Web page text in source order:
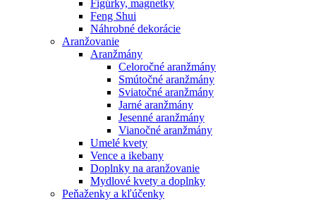
Figúrky, magnetky
Feng Shui
Náhrobné dekorácie
Aranžovanie
Aranžmány
Celoročné aranžmány
Smútočné aranžmány
Sviatočné aranžmány
Jarné aranžmány
Jesenné aranžmány
Vianočné aranžmány
Umelé kvety
Vence a ikebany
Doplnky na aranžovanie
Mydlové kvety a doplnky
Peňaženky a kľúčenky